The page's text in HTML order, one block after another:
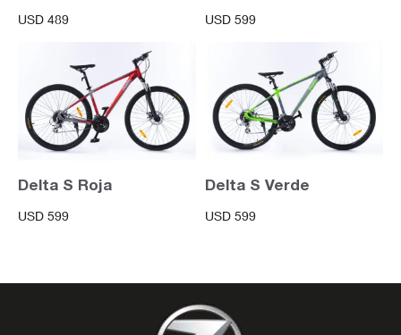
USD 489 USD 599
Delta S Roja
USD 599
Delta S Verde
USD 599